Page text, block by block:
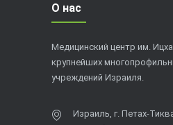
О нас
Медицинский центр им.
крупнейших
учреждений Израиля.
Израиль, г. Петах-